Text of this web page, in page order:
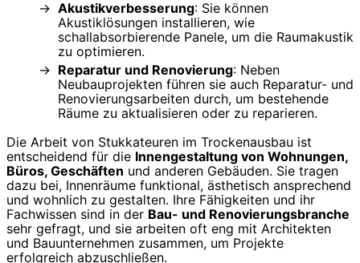
Akustikverbesserung: Sie können
Akustiklösungen installieren, wie
schallabsorbierende Panele, um die Raumakustik
zu optimieren.
Reparatur und Renovierung: Neben
Neubauprojekten führen sie auch Reparatur- und
Renovierungsarbeiten durch, um bestehende
Räume zu aktualisieren oder zu reparieren.
Die Arbeit von Stukkateuren im Trockenausbau ist
entscheidend für die Innengestaltung von Wohnungen,
Büros, Geschäften und anderen Gebäuden. Sie tragen
dazu bei, Innenräume funktional, ästhetisch ansprechend
und wohnlich zu gestalten. Ihre Fähigkeiten und ihr
Fachwissen sind in der Bau- und Renovierungsbranche
sehr gefragt, und sie arbeiten oft eng mit Architekten
und Bauunternehmen zusammen, um Projekte
erfolgreich abzuschließen.